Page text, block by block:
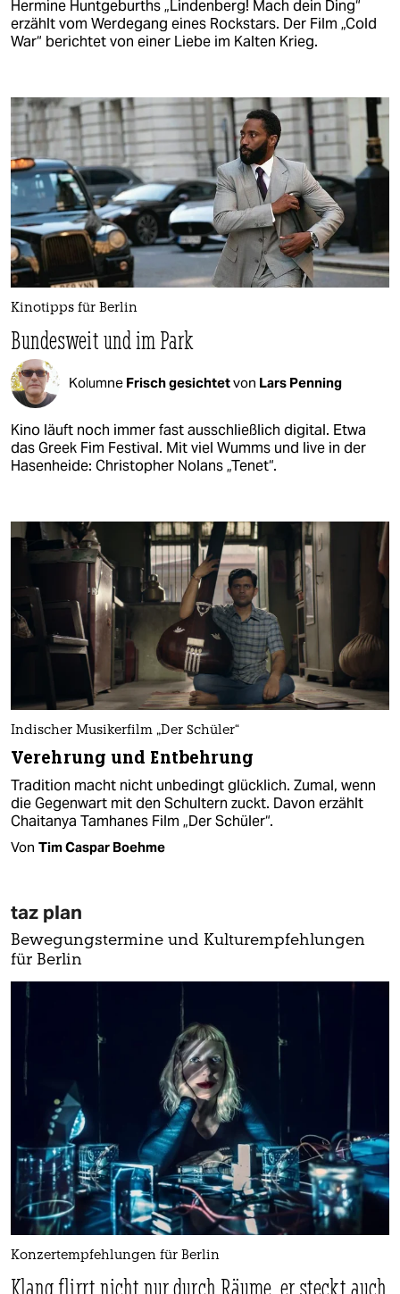
Hermine Huntgeburths „Lindenberg! Mach dein Ding“
erzählt vom Werdegang eines Rockstars. Der Film „Cold
War“ berichtet von einer Liebe im Kalten Krieg.
Kinotipps für Berlin
Bundesweit und im Park
Kolumne Frisch gesichtetvon Lars Penning
Kino läuft noch immer fast ausschließlich digital. Etwa
das Greek Fim Festival. Mit viel Wumms und live in der
Hasenheide: Christopher Nolans „Tenet“.
Indischer Musikerfilm „Der Schüler“
Verehrung und Entbehrung
Tradition macht nicht unbedingt glücklich. Zumal, wenn
die Gegenwart mit den Schultern zuckt. Davon erzählt
Chaitanya Tamhanes Film „Der Schüler“.
Von Tim Caspar Boehme
taz plan
Bewegungstermine und Kulturempfehlungen
für Berlin
Konzertempfehlungen für Berlin
Klang flirrt nicht nur durch Räume, er steckt auch